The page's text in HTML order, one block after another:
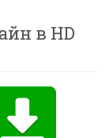
в HD